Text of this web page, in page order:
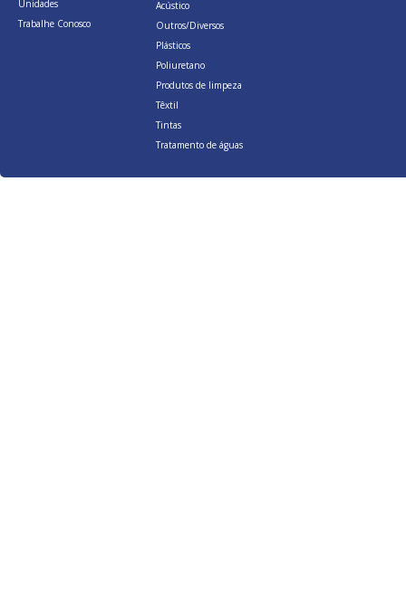
Unidades
Trabalhe Conosco
Acústico
Outros/Diversos
Plásticos
Poliuretano
Produtos de limpeza
Têxtil
Tintas
Tratamento de águas